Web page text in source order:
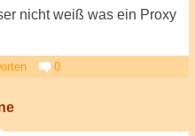
nicht weiß was ein Proxy
0